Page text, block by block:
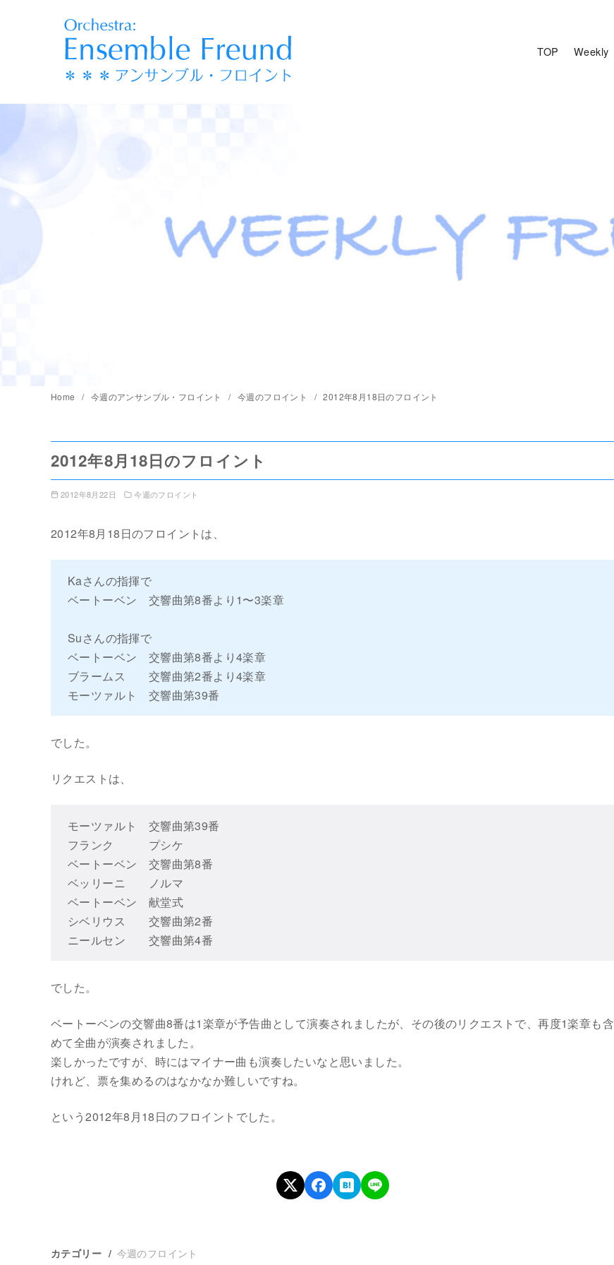
へ
TOP Weekly
Home 今週のアンサンブル・フロイント 今週のフロイント 2012年8月18日のフロイント
2012年8月18日のフロイント
2012年8月22日 今週のフロイント
2012年8月18日のフロイントは、
Kaさんの指揮で
ベートーベン 交響曲第8番より1〜3楽章
Suさんの指揮で
ベートーベン 交響曲第8番より4楽章
ブラームス 交響曲第2番より4楽章
モーツァルト 交響曲第39番
でした。
リクエストは、
モーツァルト 交響曲第39番
フランク プシケ
ベートーベン 交響曲第8番
ベッリーニ ノルマ
ベートーベン 献堂式
シベリウス 交響曲第2番
ニールセン 交響曲第4番
でした。
ベートーベンの交響曲8番は1楽章が予告曲として演奏されましたが、その後のリクエストで、再度1楽章も含
めて全曲が演奏されました。
楽しかったですが、時にはマイナー曲も演奏したいなと思いました。
けれど、票を集めるのはなかなか難しいですね。
という2012年8月18日のフロイントでした。
カテゴリー 今週のフロイント